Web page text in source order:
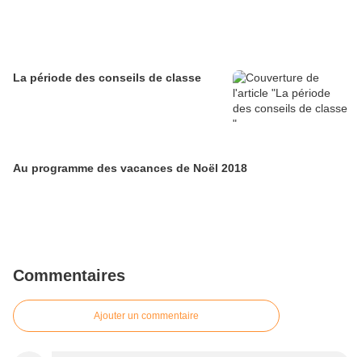
La période des conseils de classe
Au programme des vacances de Noël 2018
Commentaires
Ajouter un commentaire